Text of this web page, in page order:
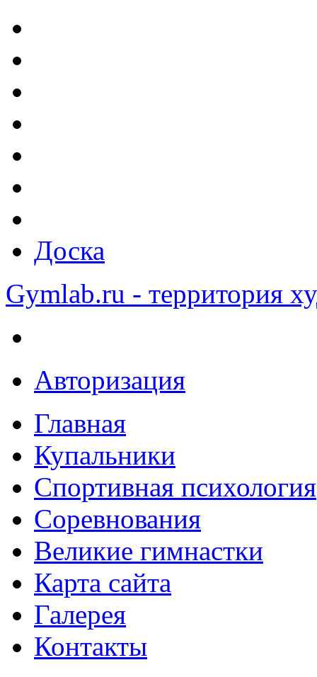
Доска
Gymlab.ru - территория
Авторизация
Главная
Купальники
Спортивная психология
Соревнования
Великие гимнастки
Карта сайта
Галерея
Контакты